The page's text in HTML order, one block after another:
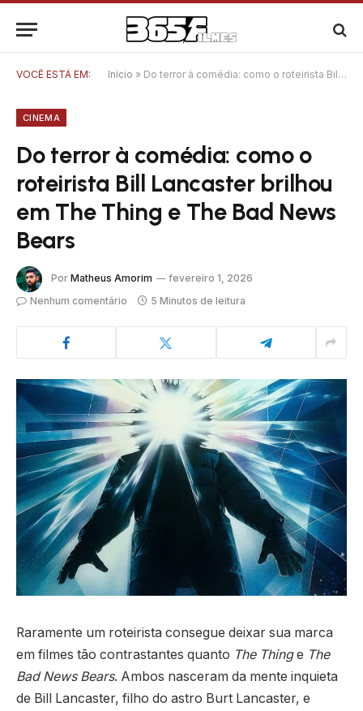
VOCÊ ESTÁ EM: Início » Do terror à comédia: como o roteirista Bill Lancaster brilhou em The Thing e The Bad News Bears
CINEMA
Do terror à comédia: como o
roteirista Bill Lancaster brilhou
em The Thing e The Bad News
Bears
Por Matheus Amorim
fevereiro 1, 2026
Nenhum comentário
5 Minutos de leitura
Raramente um roteirista consegue deixar sua marca
em filmes tão contrastantes quanto The Thinge The
Bad News Bears. Ambos nasceram da mente inquieta
de Bill Lancaster, filho do astro Burt Lancaster, e